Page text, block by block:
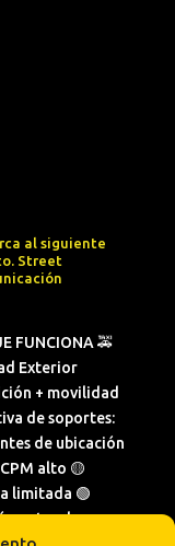
al siguiente
Street